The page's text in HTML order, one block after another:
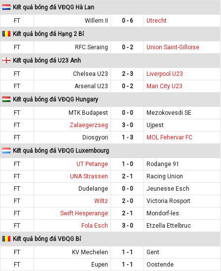
Kết quả bóng đá VĐQG Hà Lan
FT
Willem II 0 - 6
Utrecht
Kết quả bóng đá Hạng 2 Bỉ
FT
RFC Seraing 0 - 2
Union Saint-Gilloise
Kết quả bóng đá U23 Anh
FT
Chelsea U23 2 - 3
Liverpool U23
FT
Arsenal U23 0 - 2
Man City U23
Kết quả bóng đá VĐQG Hungary
FT
MTK Budapest 0 - 0
Mezokovesdi SE
FT
Zalaegerzseg 3 - 0
Ujpest
FT
Diosgyori 1 - 3
MOL Fehervar FC
Kết quả bóng đá VĐQG Luxembourg
FT
UT Petange 1 - 0
Rodange 91
FT
UNA Strassen 2 - 1
Racing Union
FT
Dudelange 0 - 0
Jeunesse Esch
FT
Wiltz 2 - 0
Victoria Rosport
FT
Swift Hesperange 2 - 1
Mondorf-les.
FT
Fola Esch 3 - 0
Etzella Ettelbruc
Kết quả bóng đá VĐQG Bỉ
FT
KV Mechelen 1 - 1
Gent
FT
Eupen 1 - 1
Oostende